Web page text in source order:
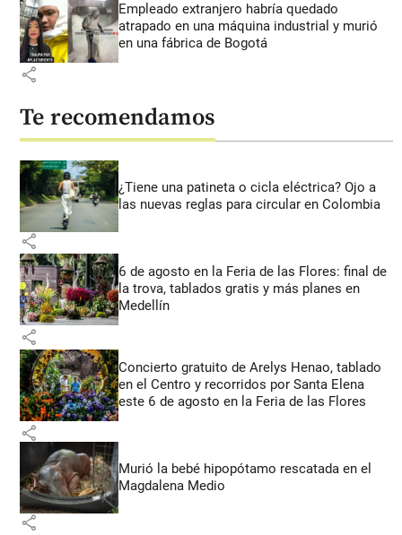
Empleado extranjero habría quedado
atrapado en una máquina industrial y murió
en una fábrica de Bogotá
share
Te recomendamos
¿Tiene una patineta o cicla eléctrica? Ojo a
las nuevas reglas para circular en Colombia
share
6 de agosto en la Feria de las Flores: final de
la trova, tablados gratis y más planes en
Medellín
share
Concierto gratuito de Arelys Henao, tablado
en el Centro y recorridos por Santa Elena
este 6 de agosto en la Feria de las Flores
share
Murió la bebé hipopótamo rescatada en el
Magdalena Medio
share